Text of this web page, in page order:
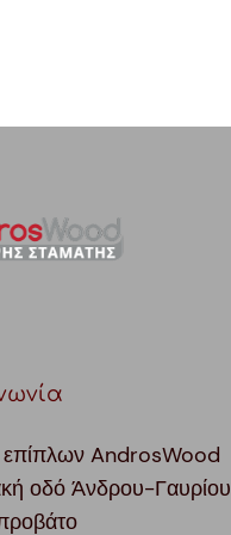
AndrosWood
οδό Άνδρου-Γαυρίου